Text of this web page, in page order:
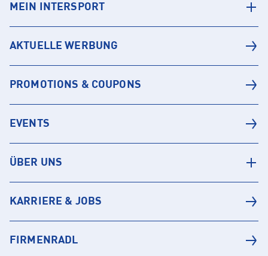
MEIN INTERSPORT
AKTUELLE WERBUNG
PROMOTIONS & COUPONS
EVENTS
ÜBER UNS
KARRIERE & JOBS
FIRMENRADL